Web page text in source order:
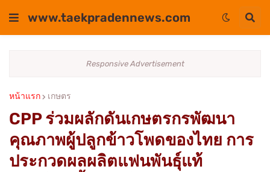
www.taekpradennews.com
Responsive Advertisement
หน้าแรก เกษตร
CPP ร่วมผลักดันเกษตรกรพัฒนา
คุณภาพผู้ปลูกข้าวโพดของไทย การ
ประกวดผลผลิตแฟนพันธุ์แท้